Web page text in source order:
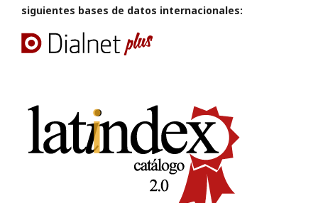
siguientes bases de datos internacionales: